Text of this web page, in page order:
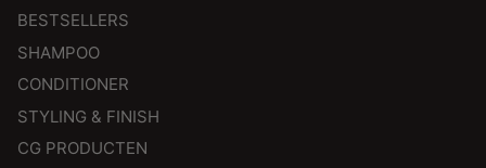
BESTSELLERS
SHAMPOO
CONDITIONER
STYLING & FINISH
CG PRODUCTEN